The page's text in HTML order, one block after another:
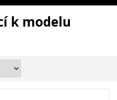
k modelu